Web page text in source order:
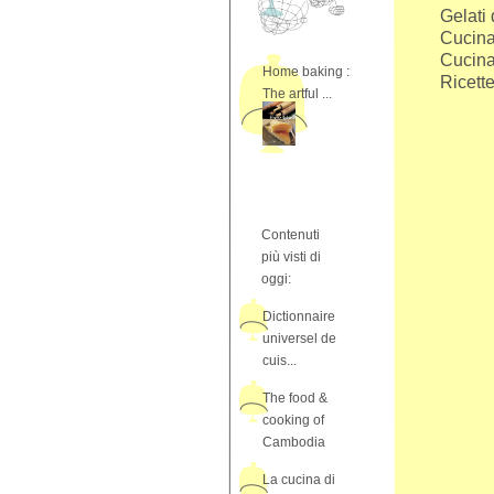
Home baking :
The artful ...
Contenuti
più visti di
oggi:
Dictionnaire
universel de
cuis...
The food &
cooking of
Cambodia
La cucina di
Gelati